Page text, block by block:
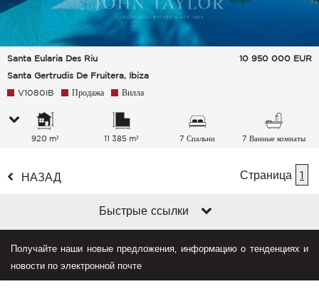
Santa Eularia Des Riu
Santa Gertrudis De Fruitera, Ibiza
10 950 000 EUR
V1080IB Продажа Вилла
920 m² 11 385 m² 7 Спальни 7 Ванные комнаты
НАЗАД Страница 1
Быстрые ссылки
Получайте наши новые предложения, информацию о тенденциях и
новости по электронной почте